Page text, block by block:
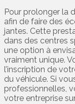
Pour prolonger la
afin de faire des
jantes. Cette
dans des centres
une option à
vraiment unique.
l’inscription de
du véhicule. Si
professionnelles,
votre entreprise